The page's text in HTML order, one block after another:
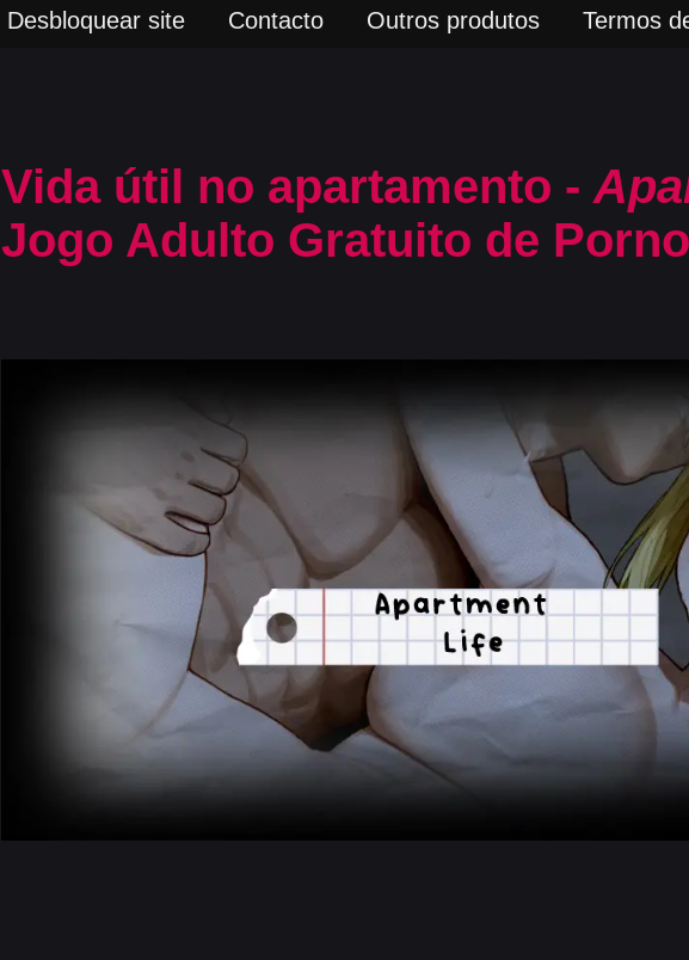
Desbloquear site Contacto Outros produtos Termos
Vida útil no apartamento -
Jogo Adulto Gratuito de